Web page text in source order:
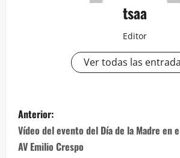
tsaa
Editor
Ver todas las
Navegación
de
Anterior:
Vídeo del evento del Día de la Madre en
AV Emilio Crespo